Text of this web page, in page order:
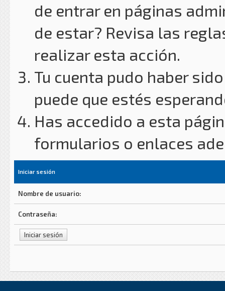
de entrar en páginas
de estar? Revisa las
realizar esta acción.
Tu cuenta pudo haber
puede que estés
Has accedido a esta
formularios o enlaces
Iniciar sesión
Nombre de usuario:
Contraseña: